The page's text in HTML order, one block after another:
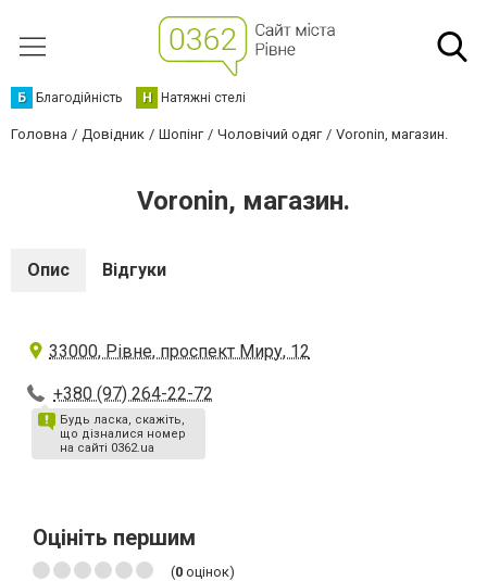
Б Благодійність Н Натяжні стелі
Головна Довідник Шопінг Чоловічий одяг Voronin, магазин.
Voronin, магазин.
Опис Відгуки
33000, Рівне, проспект Миру, 12
+380 (97) 264-22-72
Будь ласка, скажіть,
що дізналися номер
на сайті 0362.ua
Оцініть першим
(0 оцінок)